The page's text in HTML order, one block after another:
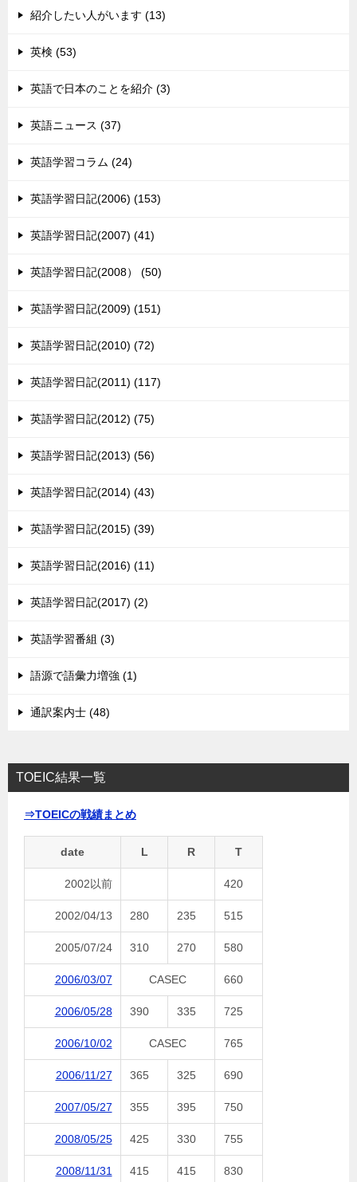
紹介したい人がいます (13)
英検 (53)
英語で日本のことを紹介 (3)
英語ニュース (37)
英語学習コラム (24)
英語学習日記(2006) (153)
英語学習日記(2007) (41)
英語学習日記(2008） (50)
英語学習日記(2009) (151)
英語学習日記(2010) (72)
英語学習日記(2011) (117)
英語学習日記(2012) (75)
英語学習日記(2013) (56)
英語学習日記(2014) (43)
英語学習日記(2015) (39)
英語学習日記(2016) (11)
英語学習日記(2017) (2)
英語学習番組 (3)
語源で語彙力増強 (1)
通訳案内士 (48)
TOEIC結果一覧
⇒TOEICの戦績まとめ
date L R T
2002以前 420
2002/04/13 280 235 515
2005/07/24 310 270 580
2006/03/07 CASEC 660
2006/05/28 390 335 725
2006/10/02 CASEC 765
2006/11/27 365 325 690
2007/05/27 355 395 750
2008/05/25 425 330 755
2008/11/31 415 415 830